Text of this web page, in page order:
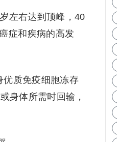
左右达到顶峰，40
症和疾病的高发
质免疫细胞冻存
身体所需时回输，